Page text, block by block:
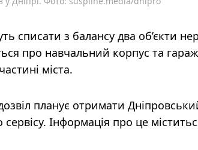
списати з балансу два об’єкти
про навчальний корпус та
міста.
планує отримати
Інформація про це